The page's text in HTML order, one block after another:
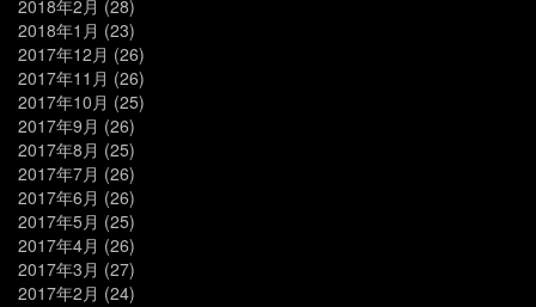
2018年2月 (28)
2018年1月 (23)
2017年12月 (26)
2017年11月 (26)
2017年10月 (25)
2017年9月 (26)
2017年8月 (25)
2017年7月 (26)
2017年6月 (26)
2017年5月 (25)
2017年4月 (26)
2017年3月 (27)
2017年2月 (24)